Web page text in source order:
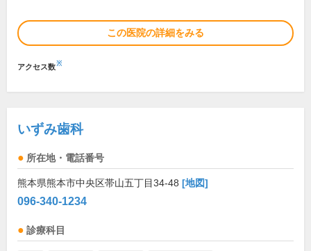
この医院の詳細をみる
アクセス数※
いずみ歯科
所在地・電話番号
熊本県熊本市中央区帯山五丁目34-48 [地図]
096-340-1234
診療科目